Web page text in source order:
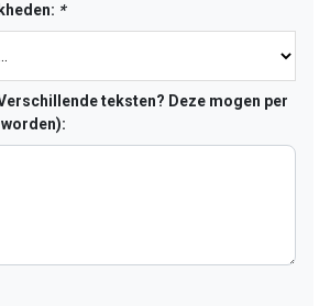
*
teksten? Deze mogen per